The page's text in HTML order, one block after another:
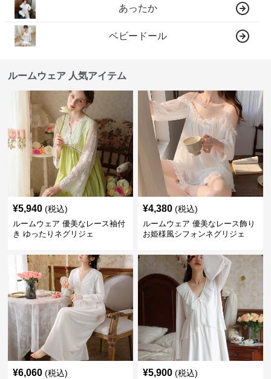
あったか
ベビードール
ルームウェア 人気アイテム
¥5,940 (税込)
ルームウェア 優美なレース袖付
き ゆったりネグリジェ
¥4,380 (税込)
ルームウェア 優美なレース飾り
お姫様風シフォンネグリジェ
¥6,060 (税込) ¥5,900 (税込)